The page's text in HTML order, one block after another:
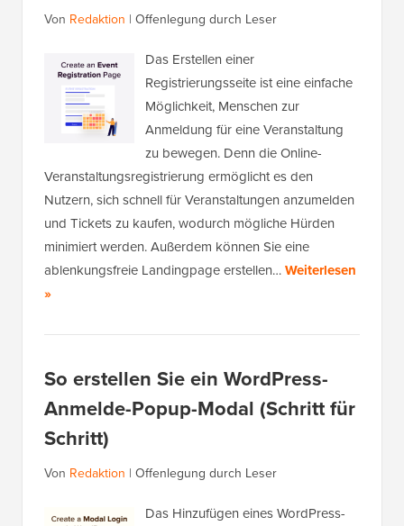
Von Redaktion | Offenlegung durch Leser
Das Erstellen einer
Registrierungsseite ist eine einfache
Möglichkeit, Menschen zur
Anmeldung für eine Veranstaltung
zu bewegen. Denn die Online-
Veranstaltungsregistrierung ermöglicht es den
Nutzern, sich schnell für Veranstaltungen anzumelden
und Tickets zu kaufen, wodurch mögliche Hürden
minimiert werden. Außerdem können Sie eine
ablenkungsfreie Landingpage erstellen…Weiterlesen
»
So erstellen Sie ein WordPress-
Anmelde-Popup-Modal (Schritt für
Schritt)
Von Redaktion | Offenlegung durch Leser
Das Hinzufügen eines WordPress-